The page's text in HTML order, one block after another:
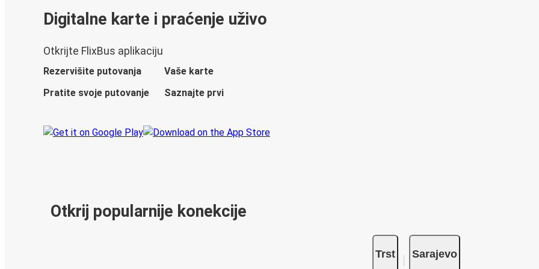
Digitalne karte i praćenje uživo
Otkrijte FlixBus aplikaciju
Rezervišite putovanja
Vaše karte
Pratite svoje putovanje
Saznajte prvi
Otkrij popularnije konekcije
Trst Sarajevo